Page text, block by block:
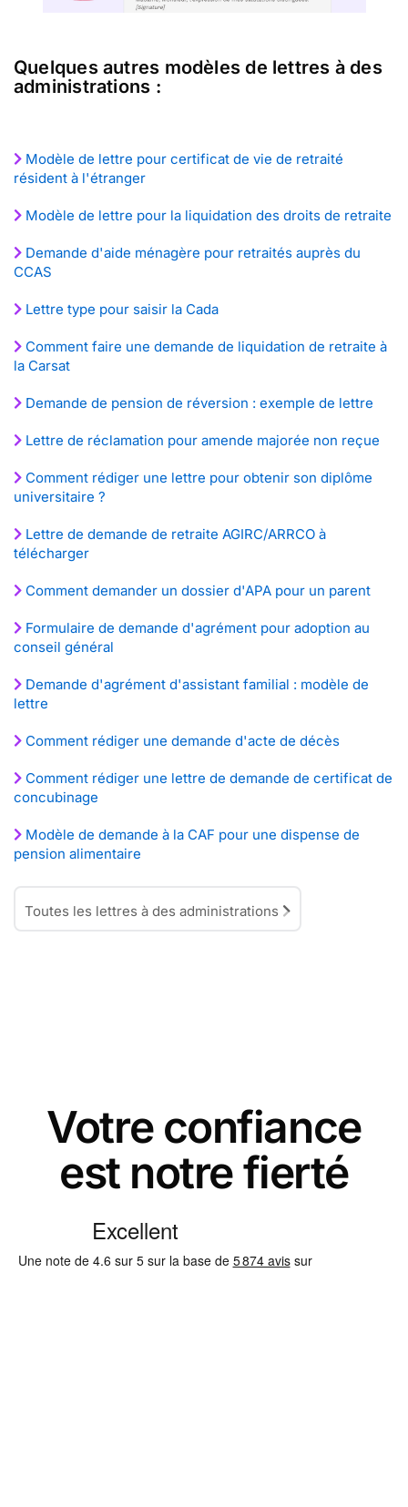
Quelques autres modèles de lettres à des
administrations :
Modèle de lettre pour certificat de vie de retraité
résident à l'étranger
Modèle de lettre pour la liquidation des droits de retraite
Demande d'aide ménagère pour retraités auprès du
CCAS
Lettre type pour saisir la Cada
Comment faire une demande de liquidation de retraite à
la Carsat
Demande de pension de réversion : exemple de lettre
Lettre de réclamation pour amende majorée non reçue
Comment rédiger une lettre pour obtenir son diplôme
universitaire ?
Lettre de demande de retraite AGIRC/ARRCO à
télécharger
Comment demander un dossier d'APA pour un parent
Formulaire de demande d'agrément pour adoption au
conseil général
Demande d'agrément d'assistant familial : modèle de
lettre
Comment rédiger une demande d'acte de décès
Comment rédiger une lettre de demande de certificat de
concubinage
Modèle de demande à la CAF pour une dispense de
pension alimentaire
Toutes les lettres à des administrations
Votre confiance
est notre fierté